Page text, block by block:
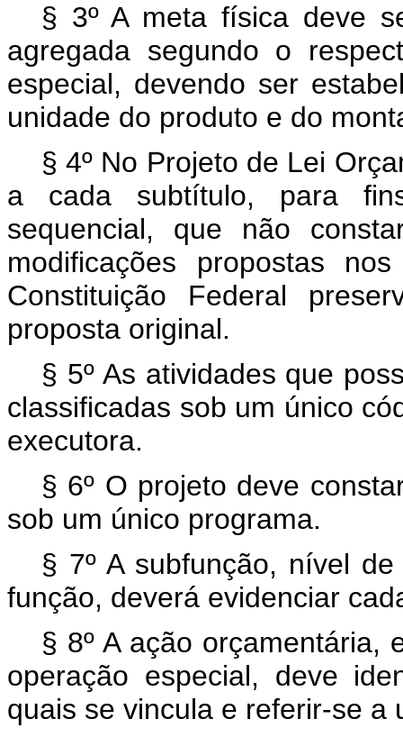
§ 3º A meta física deve
agregada segundo o
especial, devendo ser
unidade do produto e do
§ 4º No Projeto de Lei
a cada subtítulo, para
sequencial, que não
modificações propostas
Constituição Federal
proposta original.
§ 5º As atividades que
classificadas sob um único
executora.
§ 6º O projeto deve
sob um único programa.
§ 7º A subfunção, nível
função, deverá evidenciar
§ 8º A ação orçamentária,
operação especial, deve
quais se vincula e referir-se a